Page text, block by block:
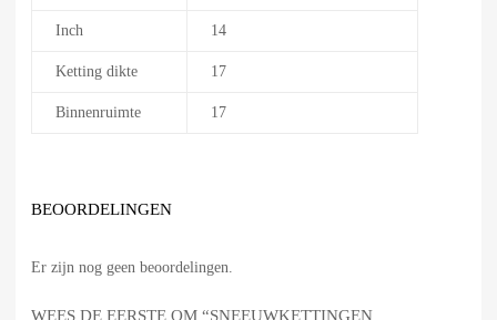
Inch 14
Ketting dikte 17
Binnenruimte 17
BEOORDELINGEN
Er zijn nog geen beoordelingen.
WEES DE EERSTE OM “SNEEUWKETTINGEN